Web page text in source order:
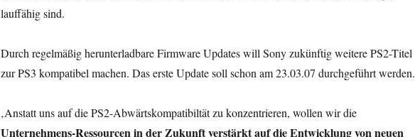
lauffähig sind.
Durch regelmäßig herunterladbare Firmware Updates will Sony zukünftig weitere PS2-Titel
zur PS3 kompatibel machen. Das erste Update soll schon am 23.03.07 durchgeführt werden.
‚Anstatt uns auf die PS2-Abwärtskompatibiltät zu konzentrieren, wollen wir die
Unternehmens-Ressourcen in der Zukunft verstärkt auf die Entwicklung von neuen